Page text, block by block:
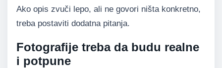
Ako opis zvuči lepo, ali ne govori ništa konkretno,
treba postaviti dodatna pitanja.
Fotografije treba da budu realne
i potpune